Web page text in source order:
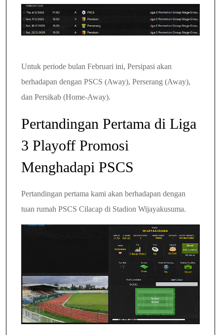
Untuk periode bulan Februari ini, Persipasi akan
berhadapan dengan PSCS (Away), Perserang (Away),
dan Persikab (Home-Away).
Pertandingan Pertama di Liga
3 Playoff Promosi
Menghadapi PSCS
Pertandingan pertama kami akan berhadapan dengan
tuan rumah PSCS Cilacap di Stadion Wijayakusuma.